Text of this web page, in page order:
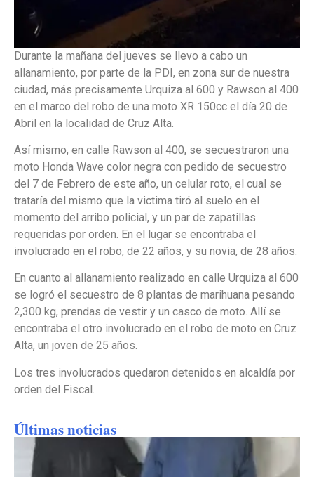
Durante la mañana del jueves se llevo a cabo un
allanamiento, por parte de la PDI, en zona sur de nuestra
ciudad, más precisamente Urquiza al 600 y Rawson al 400
en el marco del robo de una moto XR 150cc el día 20 de
Abril en la localidad de Cruz Alta.
Así mismo, en calle Rawson al 400, se secuestraron una
moto Honda Wave color negra con pedido de secuestro
del 7 de Febrero de este año, un celular roto, el cual se
trataría del mismo que la victima tiró al suelo en el
momento del arribo policial, y un par de zapatillas
requeridas por orden. En el lugar se encontraba el
involucrado en el robo, de 22 años, y su novia, de 28 años.
En cuanto al allanamiento realizado en calle Urquiza al 600
se logró el secuestro de 8 plantas de marihuana pesando
2,300 kg, prendas de vestir y un casco de moto. Allí se
encontraba el otro involucrado en el robo de moto en Cruz
Alta, un joven de 25 años.
Los tres involucrados quedaron detenidos en alcaldía por
orden del Fiscal.
Últimas noticias